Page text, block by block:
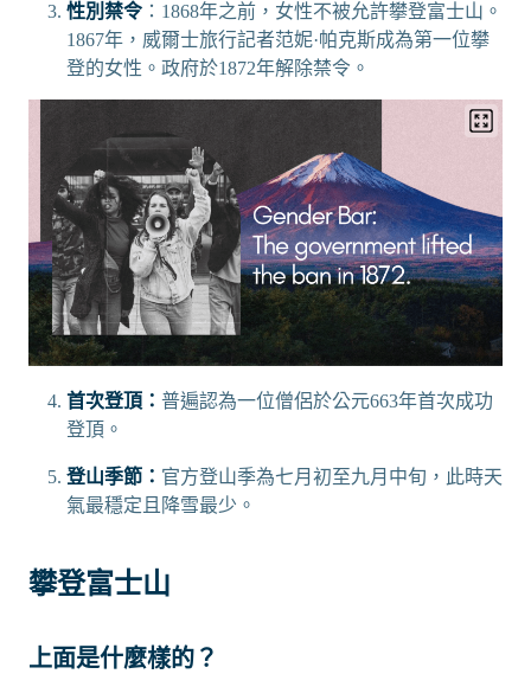
性別禁令 ：1868年之前，女性不被允許攀登富士山。
1867年，威爾士旅行記者范妮·帕克斯成為第一位攀
登的女性。政府於1872年解除禁令。
首次登頂： 普遍認為一位僧侶於公元663年首次成功
登頂。
登山季節： 官方登山季為七月初至九月中旬，此時天
氣最穩定且降雪最少。
攀登富士山
上面是什麼樣的？